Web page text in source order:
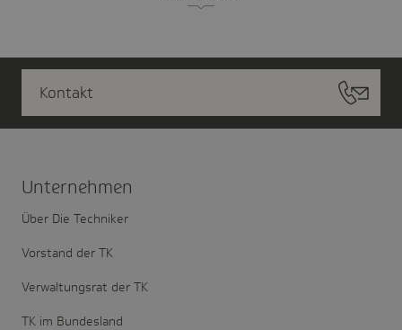
Kontakt
Unter­nehmen
Über Die Techniker
Vorstand der TK
Verwaltungsrat der TK
TK im Bundesland